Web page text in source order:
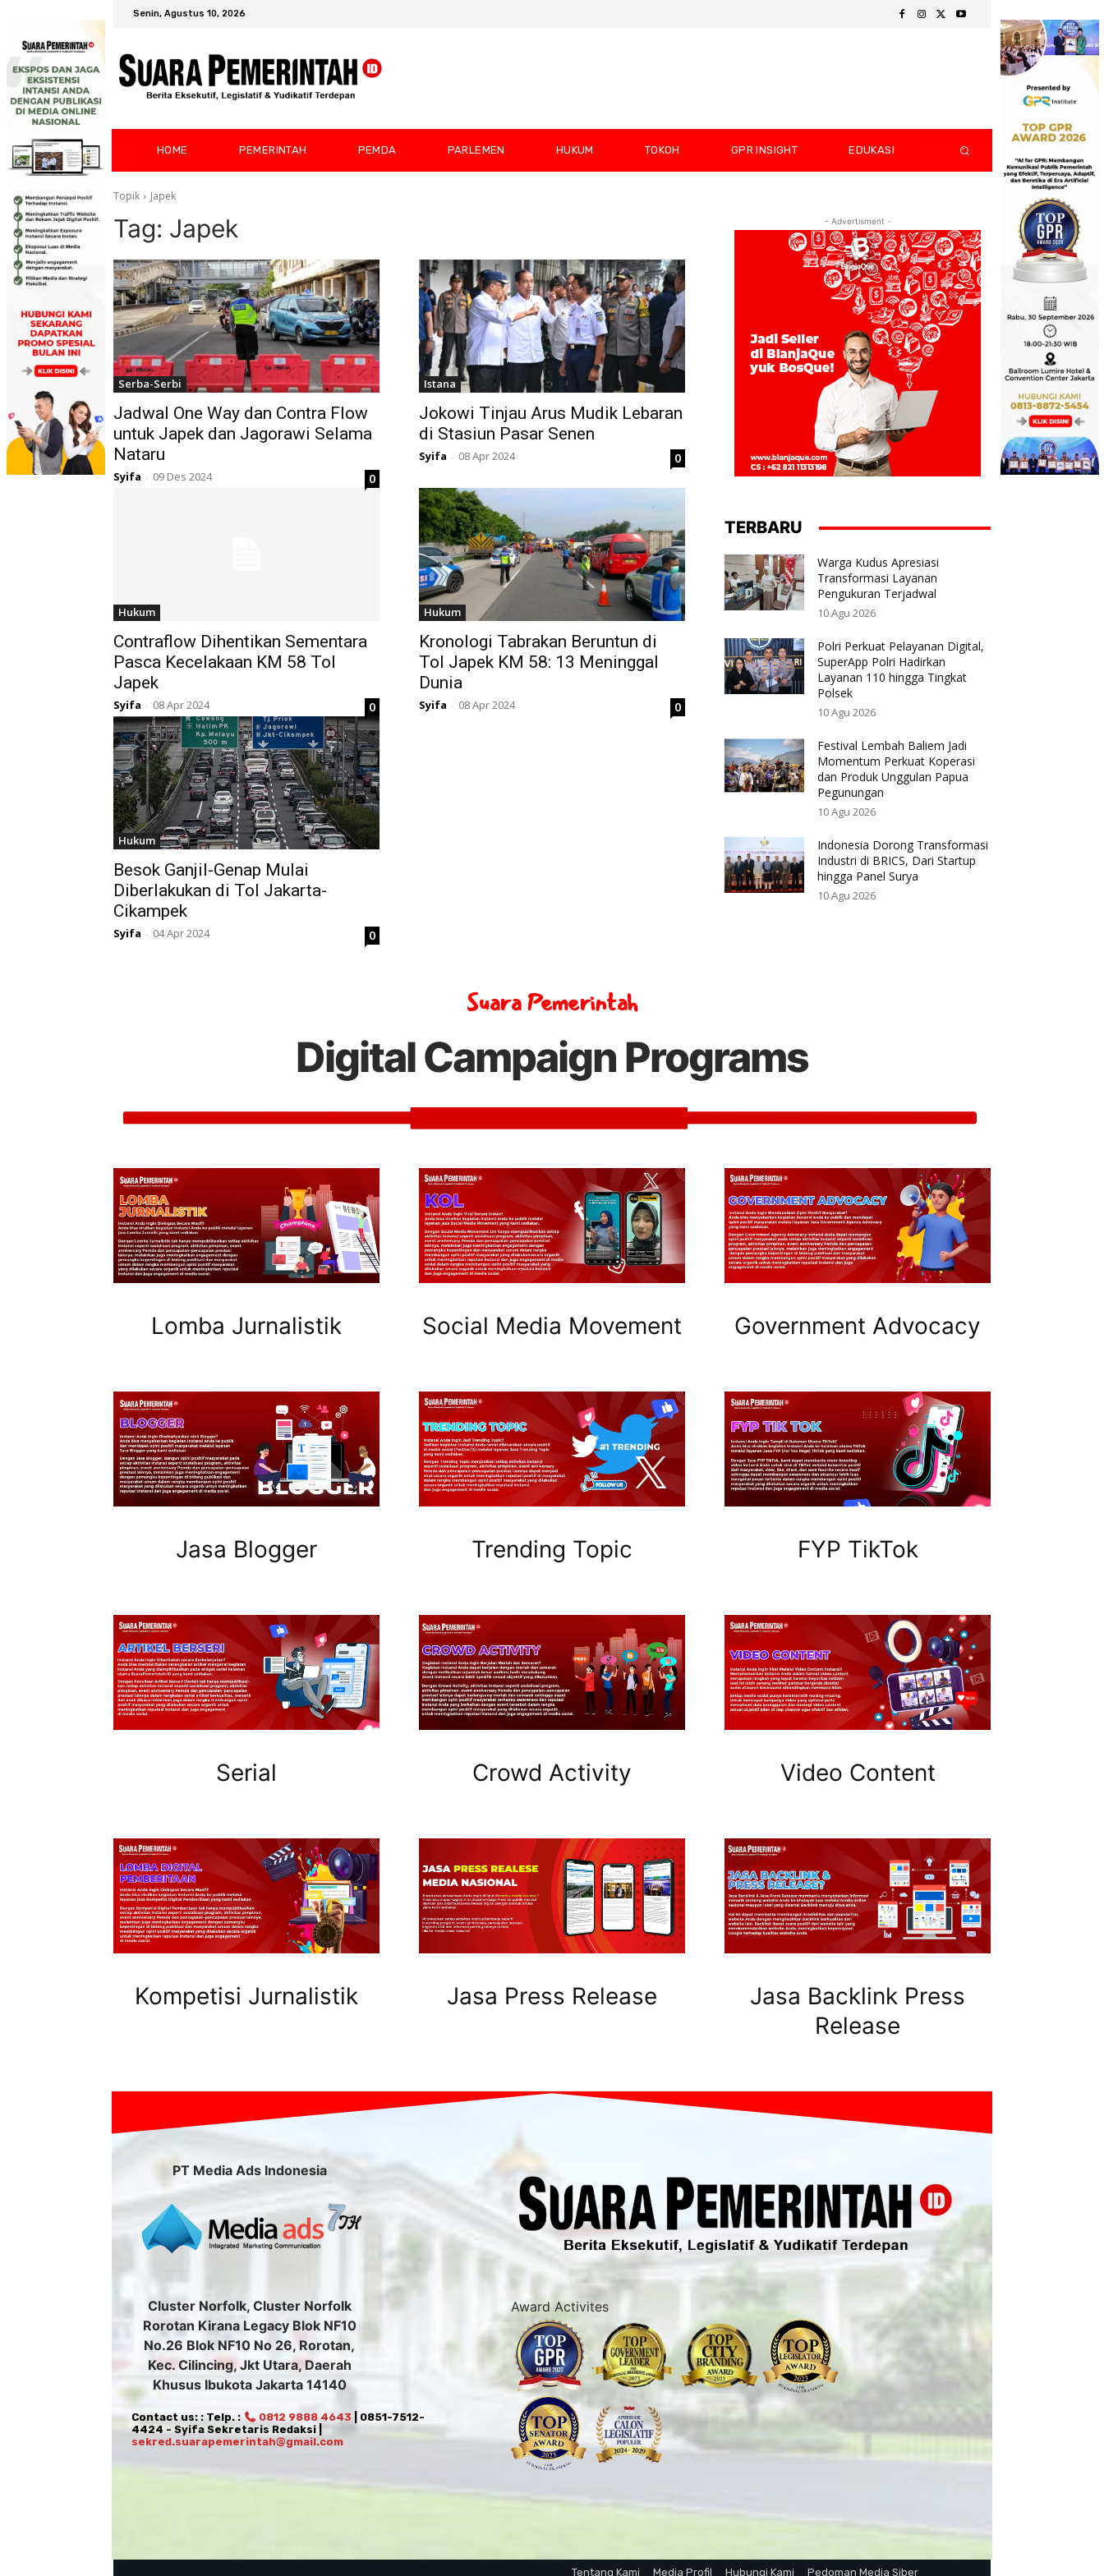
Senin, Agustus 10, 2026
HOME PEMERINTAH PEMDA PARLEMEN HUKUM TOKOH GPR INSIGHT EDUKASI
Topik Japek
Tag: Japek
Serba-Serbi
Jadwal One Way dan Contra Flow
untuk Japek dan Jagorawi Selama
Nataru
Syifa - 09 Des 2024 0
Istana
Jokowi Tinjau Arus Mudik Lebaran
di Stasiun Pasar Senen
Syifa - 08 Apr 2024 0
Hukum
Contraflow Dihentikan Sementara
Pasca Kecelakaan KM 58 Tol
Japek
Syifa - 08 Apr 2024 0
Hukum
Kronologi Tabrakan Beruntun di
Tol Japek KM 58: 13 Meninggal
Dunia
Syifa - 08 Apr 2024 0
Hukum
Besok Ganjil-Genap Mulai
Diberlakukan di Tol Jakarta-
Cikampek
Syifa - 04 Apr 2024 0
- Advertisment -
TERBARU
Warga Kudus Apresiasi
Transformasi Layanan
Pengukuran Terjadwal
10 Agu 2026
Polri Perkuat Pelayanan Digital,
SuperApp Polri Hadirkan
Layanan 110 hingga Tingkat
Polsek
10 Agu 2026
Festival Lembah Baliem Jadi
Momentum Perkuat Koperasi
dan Produk Unggulan Papua
Pegunungan
10 Agu 2026
Indonesia Dorong Transformasi
Industri di BRICS, Dari Startup
hingga Panel Surya
10 Agu 2026
Suara Pemerintah
Digital Campaign Programs
Lomba Jurnalistik
Jasa Blogger
Serial
Kompetisi Jurnalistik
Social Media Movement
Trending Topic
Crowd Activity
Jasa Press Release
Government Advocacy
FYP TikTok
Video Content
Jasa Backlink Press
Release
PT Media Ads Indonesia
Cluster Norfolk, Cluster Norfolk
Rorotan Kirana Legacy Blok NF10
No.26 Blok NF10 No 26, Rorotan,
Kec. Cilincing, Jkt Utara, Daerah
Khusus Ibukota Jakarta 14140
Contact us: : Telp. : 0812 9888 4643 | 0851-7512-
4424 - Syifa Sekretaris Redaksi |
sekred.suarapemerintah@gmail.com
Award Activites
Tentang Kami Media Profil Hubungi Kami
Pedoman Media Siber